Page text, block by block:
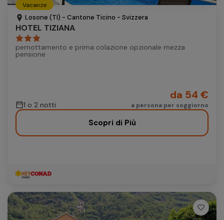
Vacanze
Losone (TI) - Cantone Ticino - Svizzera
HOTEL TIZIANA
pernottamento e prima colazione opzionale mezza
pensione
1 o 2 notti
da 54 €
a persona per soggiorno
Scopri di Più